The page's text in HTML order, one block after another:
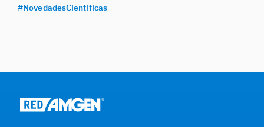
#NovedadesCientificas